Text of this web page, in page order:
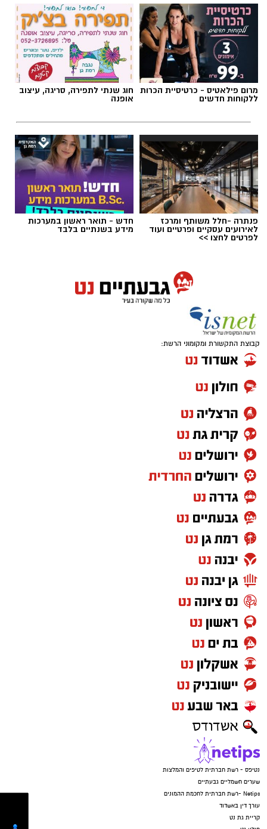
הלב שלנו אולי נשבר לפעמים, אבל אנחנו לא
חייבים להישבר יחד איתו.
מערכת האתר / 09:04 23.07.26
תגים:טד
מרום פילאטיס - כרטיסיית הכרות
ללקוחות חדשים
חוג שנתי לתפירה, סריגה, עיצוב
אופנה
פנתרה -חלל משותף ומרכז
לאירועים עסקיים ופרטיים ועוד
לפרטים לחצו >>
חדש - תואר ראשון במערכות
מידע בשנתיים בלבד
קבוצת התקשורת ומקומוני הרשת:
נטיפס - רשת חברתית לטיפים והמלצות
שערים חשמליים גבעתיים
Netips -רשת חברתית לחכמת ההמונים
עורך דין באשדוד
קריית גת נט